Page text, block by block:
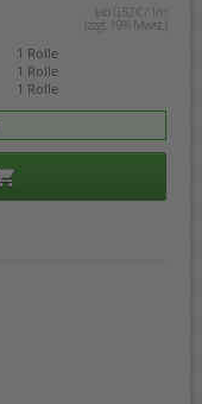
(ab 0,52 € / 1m
(zzgl. 19% Mwst.)
1 Rolle
1 Rolle
1 Rolle